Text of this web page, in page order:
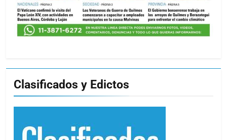
Clasificados y Edictos